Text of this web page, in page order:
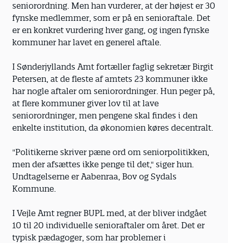
seniorordning. Men han vurderer, at der højest er 30
fynske medlemmer, som er på en senioraftale. Det
er en konkret vurdering hver gang, og ingen fynske
kommuner har lavet en generel aftale.
I Sønderjyllands Amt fortæller faglig sekretær Birgit
Petersen, at de fleste af amtets 23 kommuner ikke
har nogle aftaler om seniorordninger. Hun peger på,
at flere kommuner giver lov til at lave
seniorordninger, men pengene skal findes i den
enkelte institution, da økonomien køres decentralt.
"Politikerne skriver pæne ord om seniorpolitikken,
men der afsættes ikke penge til det," siger hun.
Undtagelserne er Aabenraa, Bov og Sydals
Kommune.
I Vejle Amt regner BUPL med, at der bliver indgået
10 til 20 individuelle senioraftaler om året. Det er
typisk pædagoger, som har problemer i